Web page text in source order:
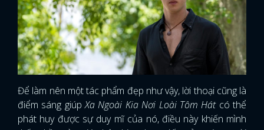
x
ĐĂNG NHẬP
Để làm nên một tác phẩm đẹp như vậy, lời thoại cũng là
điểm sáng giúpXa Ngoài Kia Nơi Loài Tôm Hát có thể
phát huy được sự duy mĩ của nó, điều này khiến mình